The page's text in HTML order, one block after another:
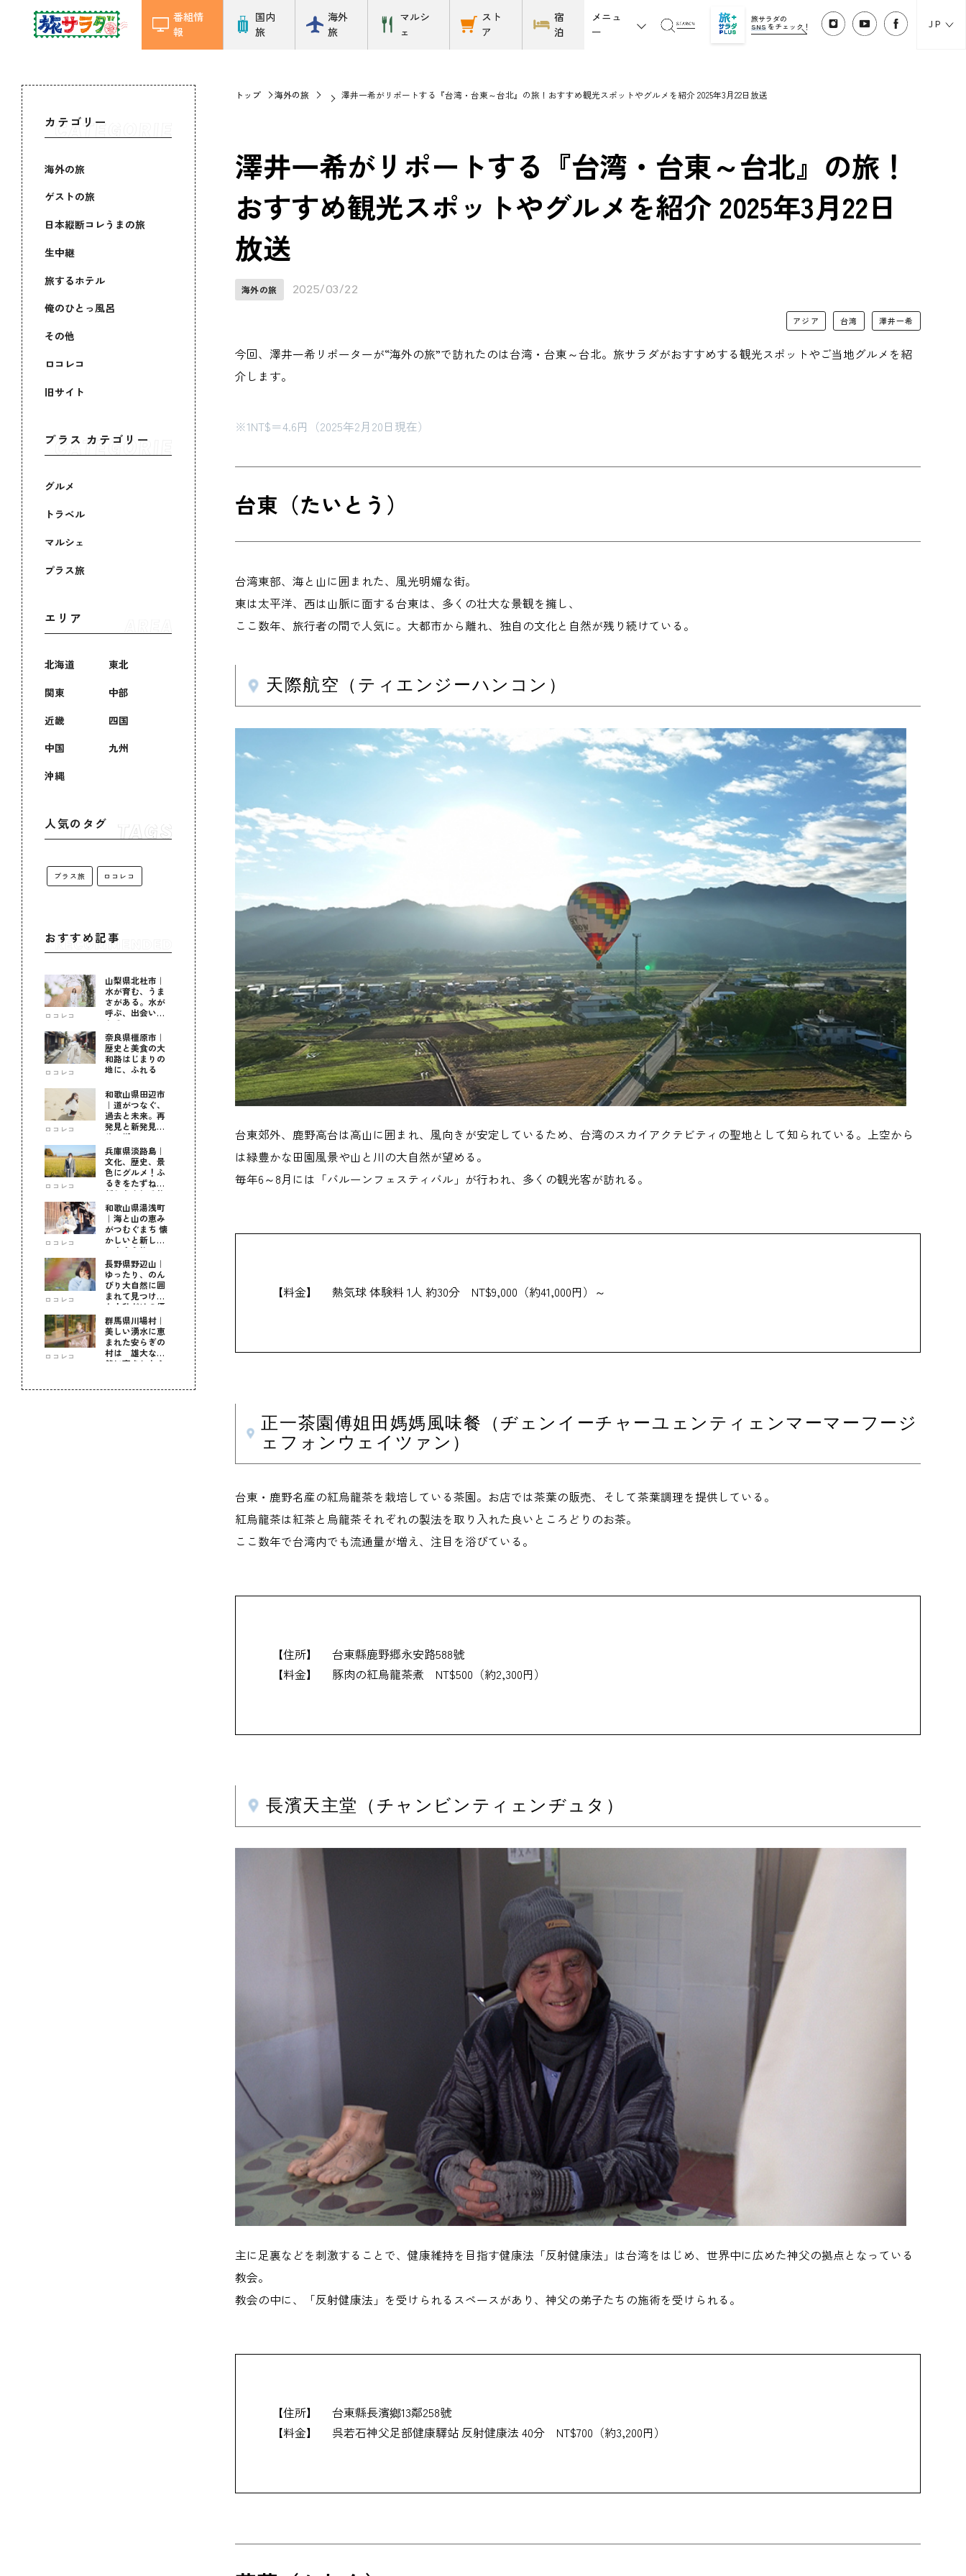
番組情
報
国内
旅
海外
旅
マルシ
ェ
スト
ア
宿
泊
メニュ
ー
旅サラダの
SNS をチェック！ JP
カテゴリー
海外の旅
ゲストの旅
日本縦断コレうまの旅
生中継
旅するホテル
俺のひとっ風呂
その他
ロコレコ
旧サイト
プラス カテゴリー
グルメ
トラベル
マルシェ
プラス旅
エリア
北海道
東北
関東
中部
近畿
四国
中国
九州
沖縄
人気のタグ
プラス旅 ロコレコ
おすすめ記事
ロコレコ
山梨県北杜市｜
水が育む、うま
さがある。水が
呼ぶ、出会いが
ある。
ロコレコ
奈良県橿原市｜
歴史と美食の大
和路はじまりの
地に、ふれる
ロコレコ
和歌山県田辺市
｜道がつなぐ、
過去と未来。再
発見と新発見の
待つ街へ
ロコレコ
兵庫県淡路島｜
文化、歴史、景
色にグルメ！ふ
るきをたずねて
新しきを知る旅
ロコレコ
和歌山県湯浅町
｜海と山の恵み
がつむぐまち 懐
かしいと新しい
に出会う旅
ロコレコ
長野県野辺山｜
ゆったり、のん
びり大自然に囲
まれて見つけ
た！私だけの優
しい自分時間
ロコレコ
群馬県川場村｜
美しい湧水に恵
まれた安らぎの
村は 雄大な自
然に育まれた心
トップ 海外の旅 澤井一希がリポートする『台湾・台東～台北』の旅！おすすめ観光スポットやグルメを紹介 2025年3月22日放送
澤井一希がリポートする『台湾・台東～台北』の旅！
おすすめ観光スポットやグルメを紹介 2025年3月22日
放送
海外の旅 2025/03/22
アジア 台湾 澤井一希
今回、澤井一希リポーターが“海外の旅”で訪れたのは台湾・台東～台北。旅サラダがおすすめする観光スポットやご当地グルメを紹
介します。
※1NT$＝4.6円（2025年2月20日現在）
台東（たいとう）
台湾東部、海と山に囲まれた、風光明媚な街。
東は太平洋、西は山脈に面する台東は、多くの壮大な景観を擁し、
ここ数年、旅行者の間で人気に。大都市から離れ、独自の文化と自然が残り続けている。
天際航空（ティエンジーハンコン）
台東郊外、鹿野高台は高山に囲まれ、風向きが安定しているため、台湾のスカイアクテビティの聖地として知られている。上空から
は緑豊かな田園風景や山と川の大自然が望める。
毎年6～8月には「バルーンフェスティバル」が行われ、多くの観光客が訪れる。
【料金】 熱気球 体験料 1人 約30分 NT$9,000（約41,000円）～
正一茶園傅姐田媽媽風味餐（ヂェンイーチャーユェンティェンマーマーフージ
ェフォンウェイツァン）
台東・鹿野名産の紅烏龍茶を栽培している茶園。お店では茶葉の販売、そして茶葉調理を提供している。
紅烏龍茶は紅茶と烏龍茶それぞれの製法を取り入れた良いところどりのお茶。
ここ数年で台湾内でも流通量が増え、注目を浴びている。
【住所】
台東縣鹿野郷永安路588號
【料金】
豚肉の紅烏龍茶煮 NT$500（約2,300円）
長濱天主堂（チャンビンティェンヂュタ）
主に足裏などを刺激することで、健康維持を目指す健康法「反射健康法」は台湾をはじめ、世界中に広めた神父の拠点となっている
教会。
教会の中に、「反射健康法」を受けられるスペースがあり、神父の弟子たちの施術を受けられる。
【住所】
台東縣長濱鄉13鄰258號
【料金】
呉若石神父足部健康驛站 反射健康法 40分 NT$700（約3,200円）